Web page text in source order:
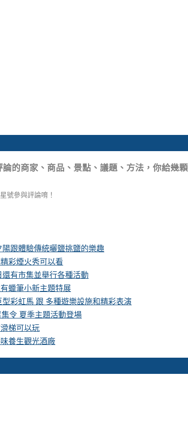
論的商家、商品、景點、議題、方法，你給幾顆
號參與評論唷！
陽跟體驗傳統曬鹽挑鹽的樂趣
彩煙火秀可以看
還有市集並舉行各種活動
蠟筆小新主題特展
彩虹馬 跟 多種遊樂設施和精彩表演
令 夏季主題活動登場
梯可以玩
養生觀光酒廠